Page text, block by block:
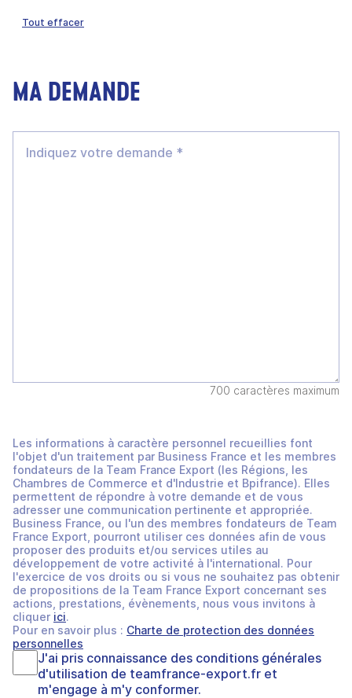
Tout effacer
MA DEMANDE
700 caractères maximum
Les informations à caractère personnel recueillies font
l'objet d'un traitement par Business France et les membres
fondateurs de la Team France Export (les Régions, les
Chambres de Commerce et d'Industrie et Bpifrance). Elles
permettent de répondre à votre demande et de vous
adresser une communication pertinente et appropriée.
Business France, ou l'un des membres fondateurs de Team
France Export, pourront utiliser ces données afin de vous
proposer des produits et/ou services utiles au
développement de votre activité à l'international. Pour
l'exercice de vos droits ou si vous ne souhaitez pas obtenir
de propositions de la Team France Export concernant ses
actions, prestations, évènements, nous vous invitons à
cliquer ici.
Pour en savoir plus : Charte de protection des données
personnelles
J'ai pris connaissance des conditions générales
d'utilisation de teamfrance-export.fr et
m'engage à m'y conformer.